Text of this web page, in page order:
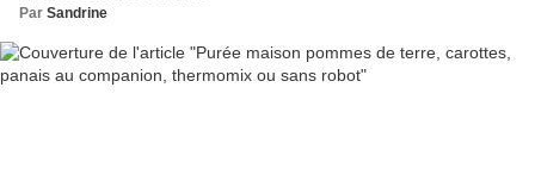
Par Sandrine